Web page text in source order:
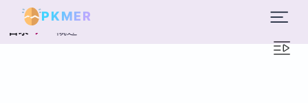
PKMER
目录 概述